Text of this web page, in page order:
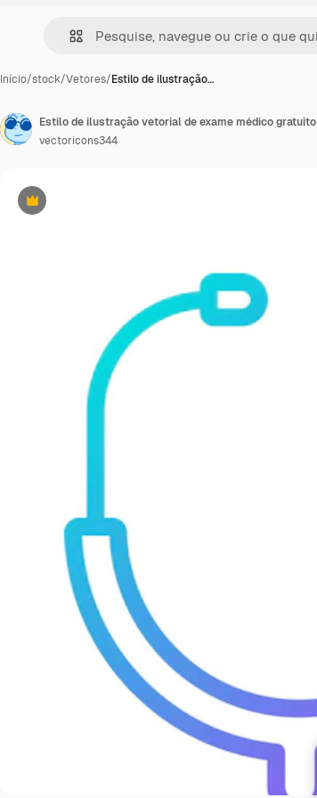
Início/stock/Vetores/Estilo de ilustração…
Premium
Estilo de ilustração vetorial de exame médico gratuito
vectoricons344